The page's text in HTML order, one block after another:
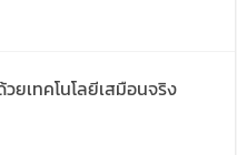
ยเทคโนโลยีเสมือนจริง